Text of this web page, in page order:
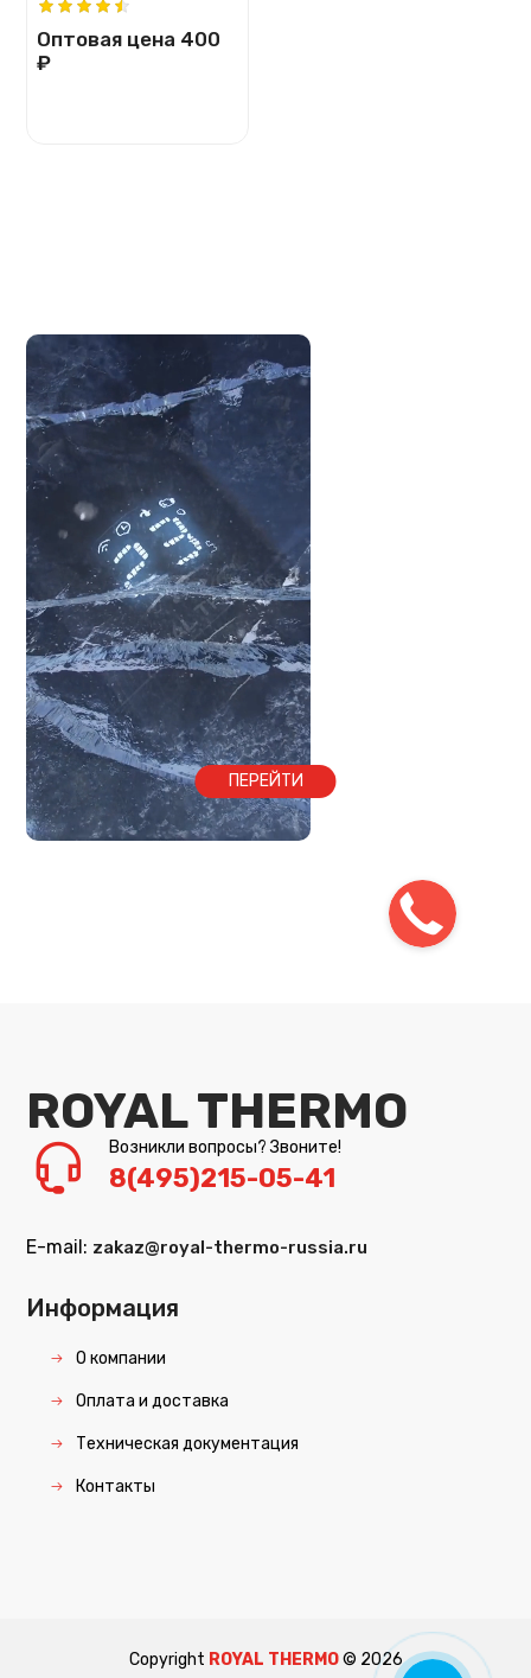
Оптовая цена 400
₽
ПЕРЕЙТИ
ROYAL THERMO
Возникли вопросы? Звоните!
8(495)215-05-41
E-mail: zakaz@royal-thermo-russia.ru
Информация
О компании
Оплата и доставка
Техническая документация
Контакты
Copyright ROYAL THERMO© 2026